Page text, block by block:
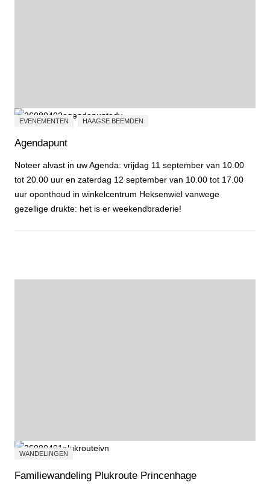
EVENEMENTEN HAAGSE BEEMDEN
Agendapunt
Noteer alvast in uw Agenda: vrijdag 11 september van 10.00
tot 20.00 uur en zaterdag 12 september van 10.00 tot 17.00
uur oponthoud in winkelcentrum Heksenwiel vanwege
gezellige drukte: het is er weekendbraderie!
WANDELINGEN
Familiewandeling Plukroute Princenhage